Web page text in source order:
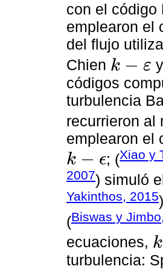
con el código
emplearon el
del flujo
Chien k − ε
k-ε
códigos
turbulencia
recurrieron al
emplearon el
k − ϵ
k-ϵ ; (Xiao y
2007) simuló
Yakinthos, 2015
(Biswas y
ecuaciones, k
k-ε
turbulencia: